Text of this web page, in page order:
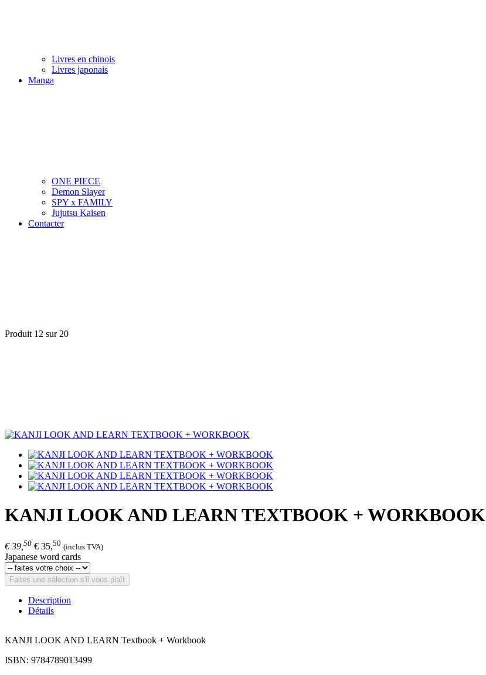
Livres en chinois
Livres japonais
Manga
ONE PIECE
Demon Slayer
SPY x FAMILY
Jujutsu Kaisen
Contacter
Produit 12 sur 20
KANJI LOOK AND LEARN TEXTBOOK + WORKBOOK
€ 39, 50 € 35,50 (inclus TVA)
Japanese word cards
Faites une sélection s'il vous plaît
Description
Détails
KANJI LOOK AND LEARN Textbook + Workbook
ISBN: 9784789013499